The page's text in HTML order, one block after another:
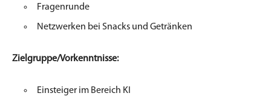
Fragenrunde
Netzwerken bei Snacks und Getränken
Zielgruppe/Vorkenntnisse:
Einsteiger im Bereich KI